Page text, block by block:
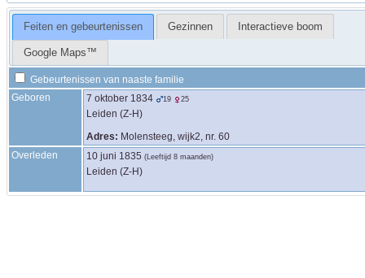
Feiten en gebeurtenissen Gezinnen Interactieve boom
Google Maps™
Gebeurtenissen van naaste familie
Geboren
7 oktober 1834 19 25
Leiden (Z-H)
Adres: Molensteeg, wijk2, nr. 60
Overleden
10 juni 1835 (Leeftijd 8 maanden)
Leiden (Z-H)